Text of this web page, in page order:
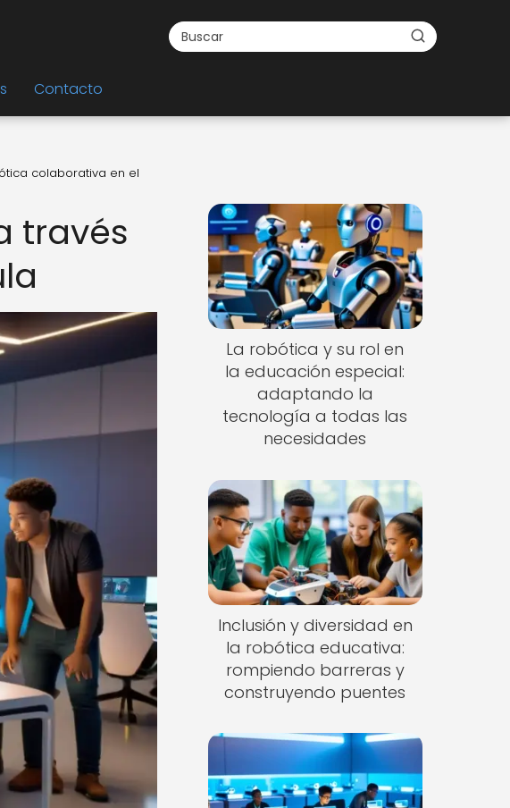
Contacto
colaborativa en el
través
La robótica y su rol en
la educación especial:
adaptando la
tecnología a todas las
necesidades
Inclusión y diversidad en
la robótica educativa:
rompiendo barreras y
construyendo puentes